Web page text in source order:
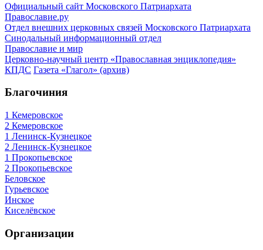
Официальный сайт Московского Патриархата
Православие.ру
Отдел внешних церковных связей Московского Патриархата
Синодальный информационный отдел
Православие и мир
Церковно-научный центр «Православная энциклопедия»
КПДС Газета «Глагол» (архив)
Благочиния
1 Кемеровское
2 Кемеровское
1 Ленинск-Кузнецкое
2 Ленинск-Кузнецкое
1 Прокопьевское
2 Прокопьевское
Беловское
Гурьевское
Инское
Киселёвское
Организации